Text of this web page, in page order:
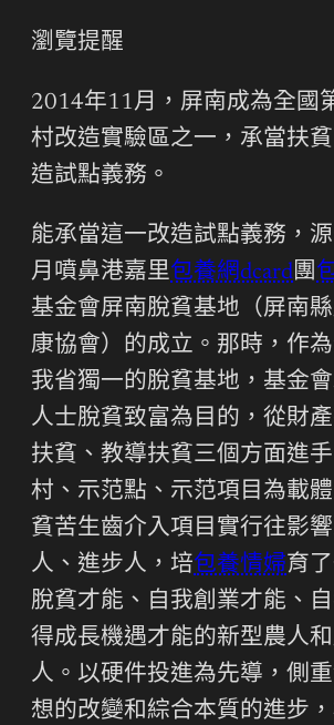
瀏覽提醒
2014年11月，屏南成為全國
村改造實驗區之一，承當扶
造試點義務。
能承當這一改造試點義務，
月噴鼻港嘉里包養網dcard團
基金會屏南脫貧基地（屏南
康協會）的成立。那時，作
我省獨一的脫貧基地，基金
人士脫貧致富為目的，從財
扶貧、教導扶貧三個方面進
村、示范點、示范項目為載
貧苦生齒介入項目實行往影
人、進步人，培包養情婦育
脫貧才能、自我創業才能、
得成長機遇才能的新型農人
人。以硬件投進為先導，側
想的改變和綜合本質的進步